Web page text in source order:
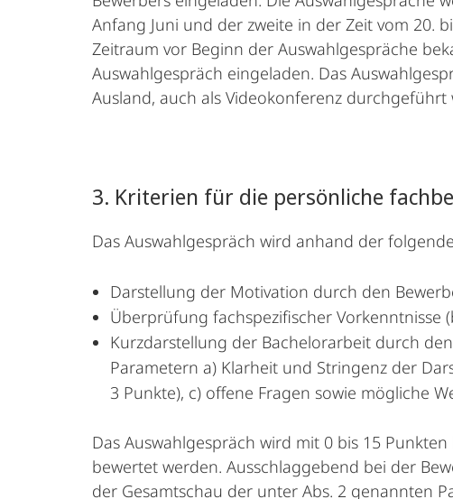
Anfang Juni und der zweite in der Zeit vom 20.
Zeitraum vor Beginn der Auswahlgespräche
Auswahlgespräch eingeladen. Das
Ausland, auch als Videokonferenz durchgeführt
3. Kriterien für die persönliche
Das Auswahlgespräch wird anhand der
Darstellung der Motivation durch den
Überprüfung fachspezifischer Vorkenntnisse
Kurzdarstellung der Bachelorarbeit durch
Parametern a) Klarheit und Stringenz der
3 Punkte), c) offene Fragen sowie mögliche
Das Auswahlgespräch wird mit 0 bis 15
bewertet werden. Ausschlaggebend bei der
der Gesamtschau der unter Abs. 2 genannten